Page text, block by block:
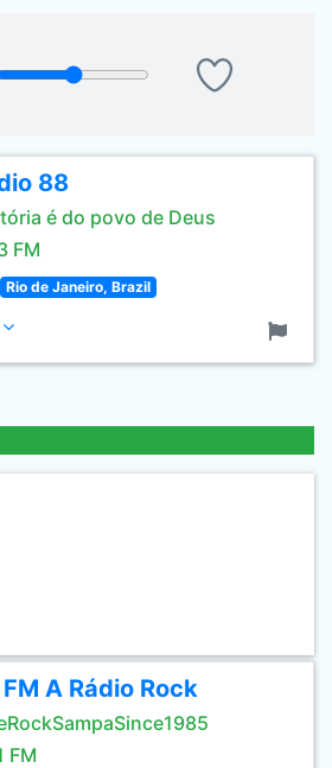
88
é do povo de Deus
FM
Rio de Janeiro, Brazil
A Rádio Rock
FM